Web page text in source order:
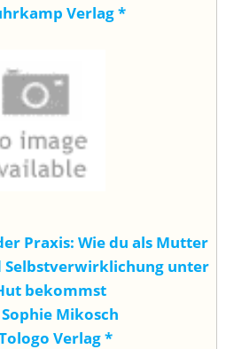
Verlag*
Praxis: Wie du als Mutter
Selbstverwirklichung unter
bekommst
Mikosch
Verlag*